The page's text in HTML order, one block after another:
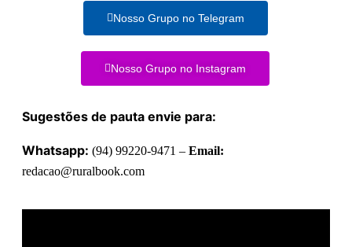
Nosso Grupo no Telegram
Nosso Grupo no Instagram
Sugestões de pauta envie para:
Whatsapp: (94) 99220-9471 – Email:
redacao@ruralbook.com